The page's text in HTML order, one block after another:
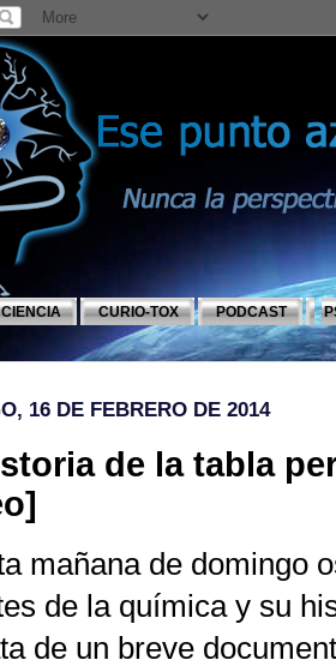
CIENCIA CURIO-TOX PODCAST
16 DE FEBRERO DE 2014
de la tabla
mañana de domingo
de la química y su
de un breve